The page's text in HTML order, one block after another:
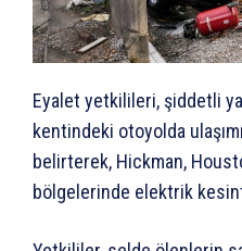
Eyalet yetkilileri, şiddetli
kentindeki otoyolda
belirterek, Hickman,
bölgelerinde elektrik